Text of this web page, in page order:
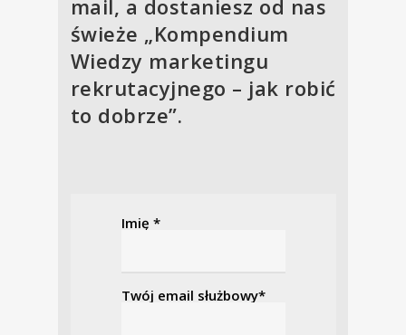
mail, a dostaniesz od nas
świeże „Kompendium
Wiedzy marketingu
rekrutacyjnego – jak robić
to dobrze”.
Imię *
Twój email służbowy*